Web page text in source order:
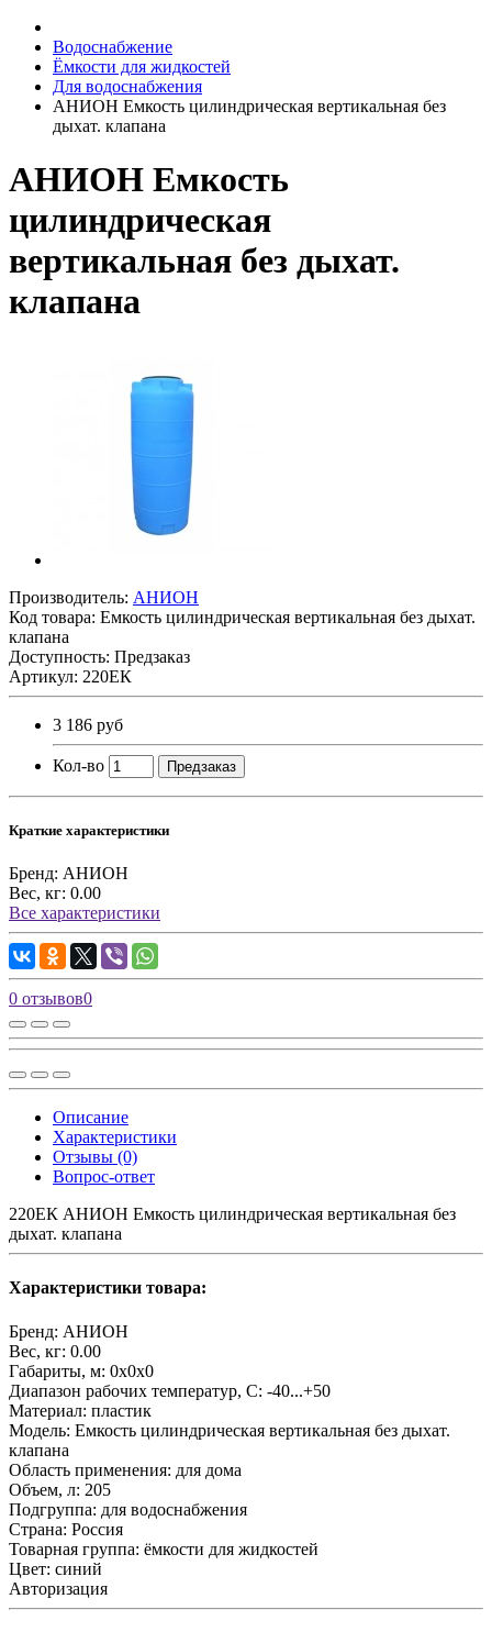
Водоснабжение
Ёмкости для жидкостей
Для водоснабжения
АНИОН Емкость цилиндрическая вертикальная без
дыхат. клапана
АНИОН Емкость
цилиндрическая
вертикальная без дыхат.
клапана
Производитель: AНИОН
Код товара: Емкость цилиндрическая вертикальная без дыхат.
клапана
Доступность: Предзаказ
Артикул: 220ЕК
3 186 руб
Кол-во Предзаказ
Краткие характеристики
Бренд: АНИОН
Вес, кг: 0.00
Все характеристики
0 отзывов0
Описание
Характеристики
Отзывы (0)
Вопрос-ответ
220ЕК АНИОН Емкость цилиндрическая вертикальная без
дыхат. клапана
Характеристики товара:
Бренд: АНИОН
Вес, кг: 0.00
Габариты, м: 0x0x0
Диапазон рабочих температур, С: -40...+50
Материал: пластик
Модель: Емкость цилиндрическая вертикальная без дыхат.
клапана
Область применения: для дома
Объем, л: 205
Подгруппа: для водоснабжения
Страна: Россия
Товарная группа: ёмкости для жидкостей
Цвет: синий
Авторизация